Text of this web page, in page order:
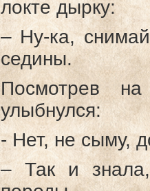
локте дырку:
– Ну-ка,
седины.
Посмотрев
улыбнулся:
- Нет, не сыму,
– Так и